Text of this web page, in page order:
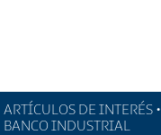
ARTÍCULOS DE INTERÉS •
BANCO INDUSTRIAL